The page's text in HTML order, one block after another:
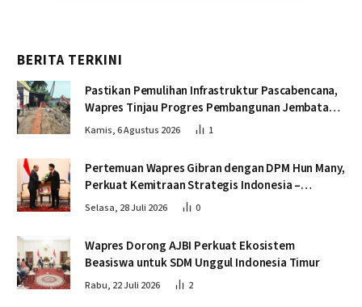
BERITA TERKINI
Pastikan Pemulihan Infrastruktur Pascabencana,
Wapres Tinjau Progres Pembangunan Jembatan
Krueng Tingkeum Bireuen
Kamis, 6 Agustus 2026 1
Pertemuan Wapres Gibran dengan DPM Hun Many,
Perkuat Kemitraan Strategis Indonesia –
Kamboja
Selasa, 28 Juli 2026 0
Wapres Dorong AJBI Perkuat Ekosistem
Beasiswa untuk SDM Unggul Indonesia Timur
Rabu, 22 Juli 2026 2